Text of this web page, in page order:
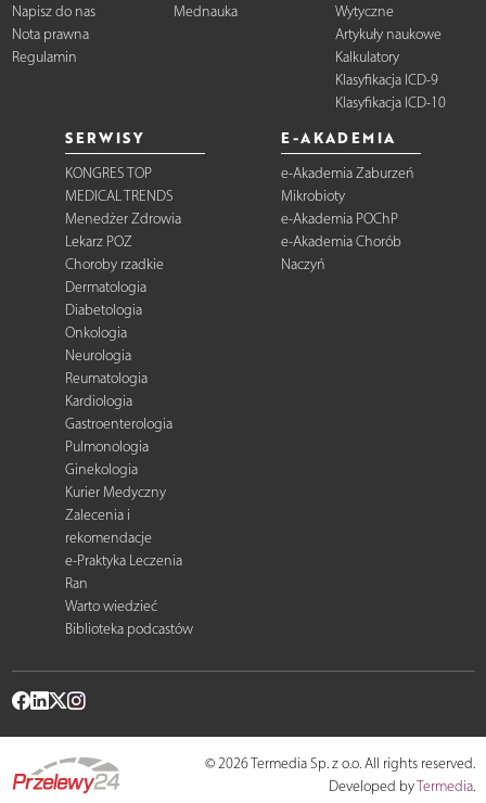
Napisz do nas
Nota prawna
Regulamin
Mednauka
Wytyczne
Artykuły naukowe
Kalkulatory
Klasyfikacja ICD-9
Klasyfikacja ICD-10
SERWISY
KONGRES TOP
MEDICAL TRENDS
Menedżer Zdrowia
Lekarz POZ
Choroby rzadkie
Dermatologia
Diabetologia
Onkologia
Neurologia
Reumatologia
Kardiologia
Gastroenterologia
Pulmonologia
Ginekologia
Kurier Medyczny
Zalecenia i
rekomendacje
e-Praktyka Leczenia
Ran
Warto wiedzieć
Biblioteka podcastów
E-AKADEMIA
e-Akademia Zaburzeń
Mikrobioty
e-Akademia POChP
e-Akademia Chorób
Naczyń
© 2026 Termedia Sp. z o.o. All rights reserved.
Developed byTermedia.